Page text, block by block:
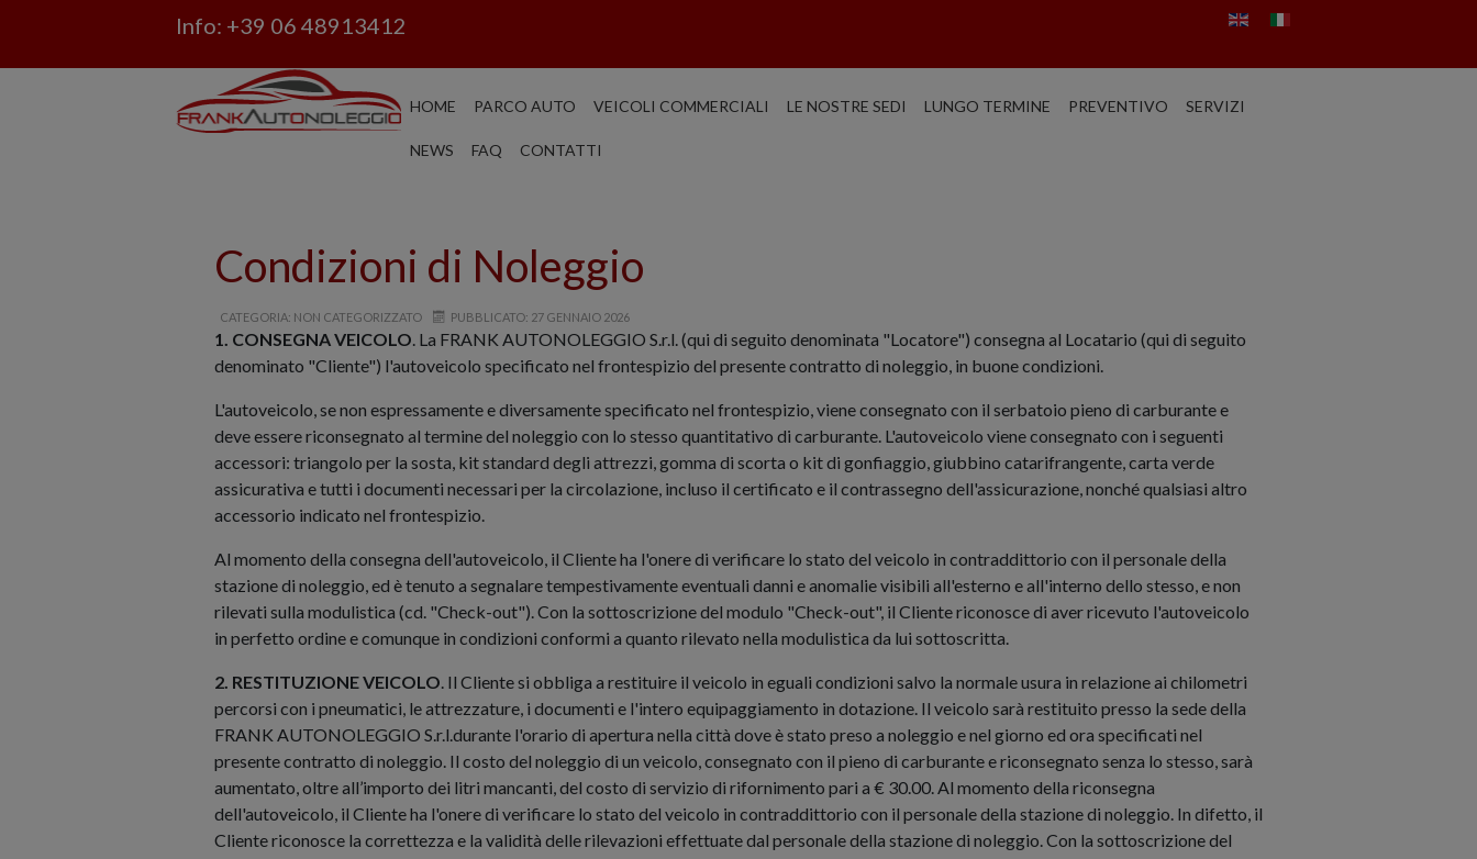
Info: +39 06 48913412
HOME PARCO AUTO VEICOLI COMMERCIALI LE NOSTRE SEDI LUNGO TERMINE PREVENTIVO SERVIZI
NEWS FAQ CONTATTI
Condizioni di Noleggio
CATEGORIA: NON CATEGORIZZATO PUBBLICATO: 27 GENNAIO 2026
1. CONSEGNA VEICOLO. La FRANK AUTONOLEGGIO S.r.l. (qui di seguito denominata "Locatore") consegna al Locatario (qui di seguito
denominato "Cliente") l'autoveicolo specificato nel frontespizio del presente contratto di noleggio, in buone condizioni.
L'autoveicolo, se non espressamente e diversamente specificato nel frontespizio, viene consegnato con il serbatoio pieno di carburante e
deve essere riconsegnato al termine del noleggio con lo stesso quantitativo di carburante. L'autoveicolo viene consegnato con i seguenti
accessori: triangolo per la sosta, kit standard degli attrezzi, gomma di scorta o kit di gonfiaggio, giubbino catarifrangente, carta verde
assicurativa e tutti i documenti necessari per la circolazione, incluso il certificato e il contrassegno dell'assicurazione, nonché qualsiasi altro
accessorio indicato nel frontespizio.
Al momento della consegna dell'autoveicolo, il Cliente ha l'onere di verificare lo stato del veicolo in contraddittorio con il personale della
stazione di noleggio, ed è tenuto a segnalare tempestivamente eventuali danni e anomalie visibili all'esterno e all'interno dello stesso, e non
rilevati sulla modulistica (cd. "Check-out"). Con la sottoscrizione del modulo "Check-out", il Cliente riconosce di aver ricevuto l'autoveicolo
in perfetto ordine e comunque in condizioni conformi a quanto rilevato nella modulistica da lui sottoscritta.
2. RESTITUZIONE VEICOLO. Il Cliente si obbliga a restituire il veicolo in eguali condizioni salvo la normale usura in relazione ai chilometri
percorsi con i pneumatici, le attrezzature, i documenti e l'intero equipaggiamento in dotazione. Il veicolo sarà restituito presso la sede della
FRANK AUTONOLEGGIO S.r.l.durante l'orario di apertura nella città dove è stato preso a noleggio e nel giorno ed ora specificati nel
presente contratto di noleggio. Il costo del noleggio di un veicolo, consegnato con il pieno di carburante e riconsegnato senza lo stesso, sarà
aumentato, oltre all’importo dei litri mancanti, del costo di servizio di rifornimento pari a € 30.00. Al momento della riconsegna
dell'autoveicolo, il Cliente ha l'onere di verificare lo stato del veicolo in contraddittorio con il personale della stazione di noleggio. In difetto, il
Cliente riconosce la correttezza e la validità delle rilevazioni effettuate dal personale della stazione di noleggio. Con la sottoscrizione del